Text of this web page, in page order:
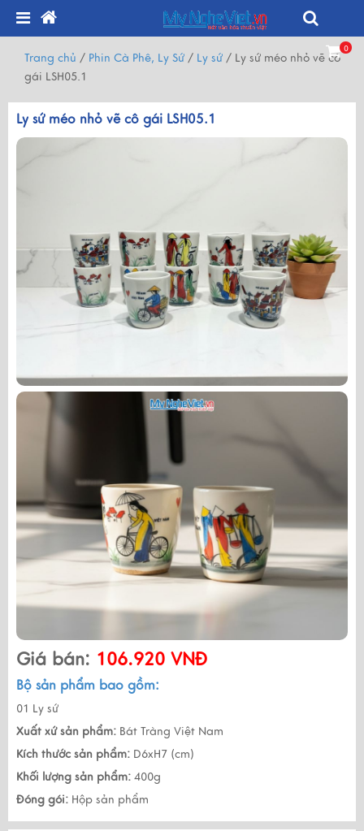
0
Trang chủ / Phin Cà Phê, Ly Sứ / Ly sứ / Ly sứ méo nhỏ vẽ cô
gái LSH05.1
Ly sứ méo nhỏ vẽ cô gái LSH05.1
Giá bán: 106.920 VNĐ
Bộ sản phẩm bao gồm:
01 Ly sứ
Xuất xứ sản phẩm: Bát Tràng Việt Nam
Kích thước sản phẩm: D6xH7 (cm)
Khối lượng sản phẩm: 400g
Đóng gói: Hộp sản phẩm